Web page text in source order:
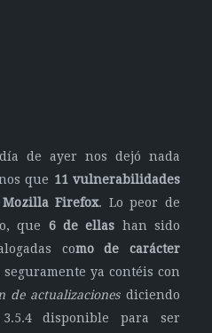
de ayer nos dejó nada
que 11 vulnerabilidades
Firefox. Lo peor de
que 6 de ellas han sido
como de carácter
ya contéis con
de actualizacionesdiciendo
disponible para ser